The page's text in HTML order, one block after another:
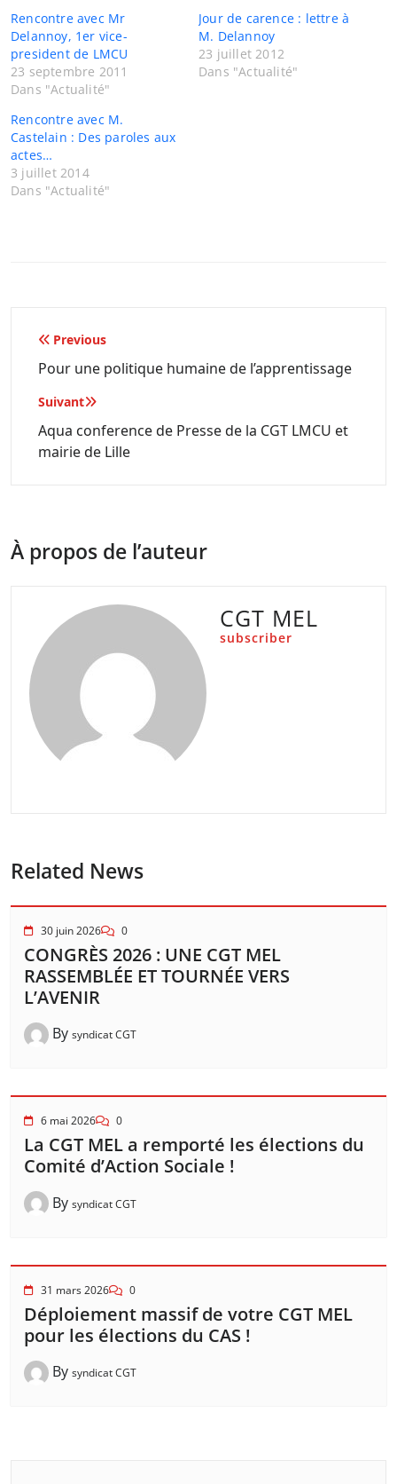
Rencontre avec Mr
Delannoy, 1er vice-
president de LMCU
23 septembre 2011
Dans "Actualité"
Jour de carence : lettre à
M. Delannoy
23 juillet 2012
Dans "Actualité"
Rencontre avec M.
Castelain : Des paroles aux
actes…
3 juillet 2014
Dans "Actualité"
Navigation
de
l’article
Previous
Pour une politique humaine de l’apprentissage
Suivant
Aqua conference de Presse de la CGT LMCU et
mairie de Lille
À propos de l’auteur
CGT MEL
subscriber
Related News
30 juin 2026 0
CONGRÈS 2026 : UNE CGT MEL
RASSEMBLÉE ET TOURNÉE VERS
L’AVENIR
By syndicat CGT
6 mai 2026 0
La CGT MEL a remporté les élections du
Comité d’Action Sociale !
By syndicat CGT
31 mars 2026 0
Déploiement massif de votre CGT MEL
pour les élections du CAS !
By syndicat CGT